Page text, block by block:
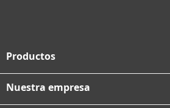
Productos
Nuestra empresa